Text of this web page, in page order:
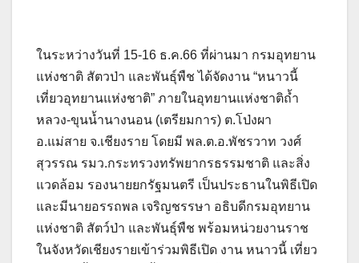
ในระหว่างวันที่ 15-16 ธ.ค.66 ที่ผ่านมา กรมอุทยาน
แห่งชาติ สัตวป่า และพันธุ์พืช ได้จัดงาน “หนาวนี้
เที่ยวอุทยานแห่งชาติ” ภายในอุทยานแห่งชาติถ้ำ
หลวง-ขุนน้ำนางนอน (เตรียมการ) ต.โป่งผา
อ.แม่สาย จ.เชียงราย โดยมี พล.ต.อ.พัชรวาท วงศ์
สุวรรณ รมว.กระทรวงทรัพยากรธรรมชาติ และสิ่ง
แวดล้อม รองนายยกรัฐมนตรี เป็นประธานในพิธีเปิด
และมีนายอรรถพล เจริญชรรษา อธิบดีกรมอุทยาน
แห่งชาติ สัตว์ป่า และพันธุ์พืช พร้อมหน่วยงานราช
ในจังหวัดเชียงรายเข้าร่วมพิธีเปิด งาน หนาวนี้ เที่ยว